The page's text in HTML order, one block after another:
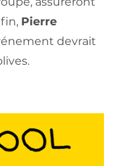
Pierre
devrait